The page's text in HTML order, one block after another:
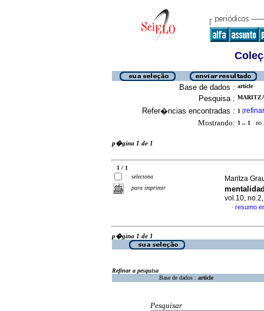
Base de dados : article
Pesquisa :
Refer�ncias encontradas : 1 [refinar
Mostrando: 1 .. 1 no
p�gina 1 de 1
1 / 1
seleciona
para imprimir
Maritza
vol.10,
· resumo
p�gina 1 de 1
Refinar a pesquisa
Base de dados : article
Pesquisar